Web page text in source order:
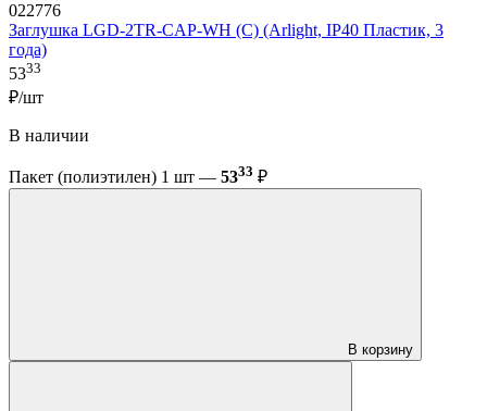
022776
Заглушка LGD-2TR-CAP-WH (C) (Arlight, IP40 Пластик, 3
года)
5333
₽/шт
В наличии
Пакет (полиэтилен) 1 шт — 5333 ₽
В корзину